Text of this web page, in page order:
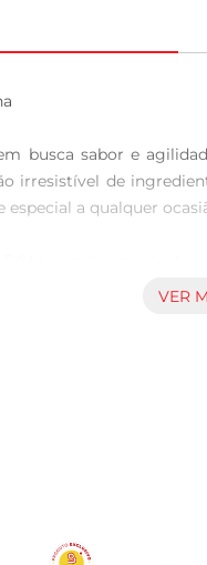
busca sabor e
irresistível de
a qualquer
aquecer, o folhado
facilidade é
VER